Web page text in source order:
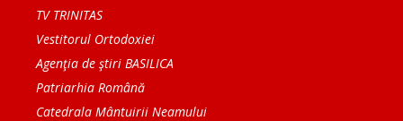
TV TRINITAS
Vestitorul Ortodoxiei
Agenţia de ştiri BASILICA
Patriarhia Română
Catedrala Mântuirii Neamului